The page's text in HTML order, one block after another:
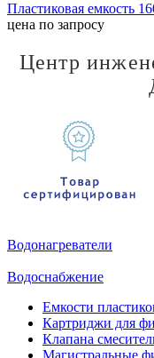
Пластиковая емкость
цена по запросу
Центр
Водонагреватели
Водоснабжение
Емкости
Картриджи для
Клапана